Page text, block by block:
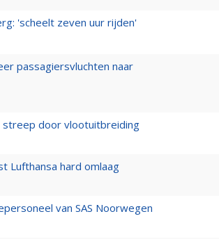
'scheelt zeven uur rijden'
passagiersvluchten naar
streep door vlootuitbreiding
Lufthansa hard omlaag
van SAS Noorwegen